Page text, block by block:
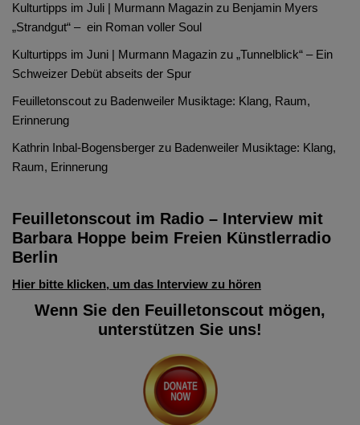
Kulturtipps im Juli | Murmann Magazin zu Benjamin Myers
„Strandgut“ – ein Roman voller Soul
Kulturtipps im Juni | Murmann Magazin zu „Tunnelblick“ – Ein
Schweizer Debüt abseits der Spur
Feuilletonscout zu Badenweiler Musiktage: Klang, Raum,
Erinnerung
Kathrin Inbal-Bogensberger zu Badenweiler Musiktage: Klang,
Raum, Erinnerung
Feuilletonscout im Radio – Interview mit
Barbara Hoppe beim Freien Künstlerradio
Berlin
Hier bitte klicken, um das Interview zu hören
Wenn Sie den Feuilletonscout mögen,
unterstützen Sie uns!